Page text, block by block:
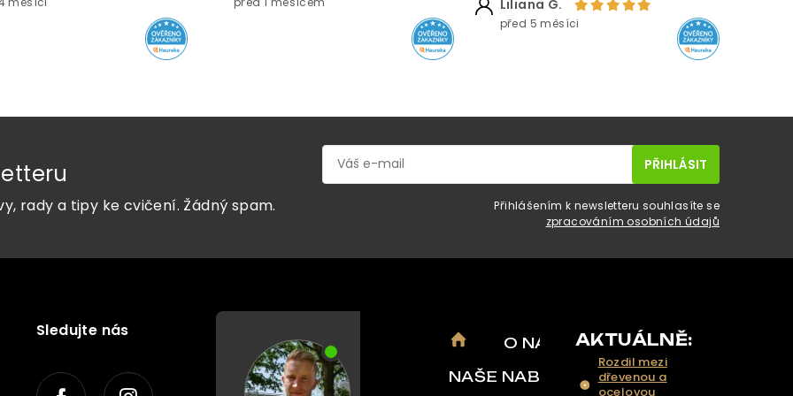
Liliana G.
před 5 měsíci
rady a tipy ke cvičení. Žádný spam.
Přihlášením k newsletteru souhlasíte se
zpracováním osobních údajů
Sledujte nás
O NÁS
NAŠE NABÍDKA
AKTUÁLNĚ:
Rozdil mezi
dřevenou a
ocelovou